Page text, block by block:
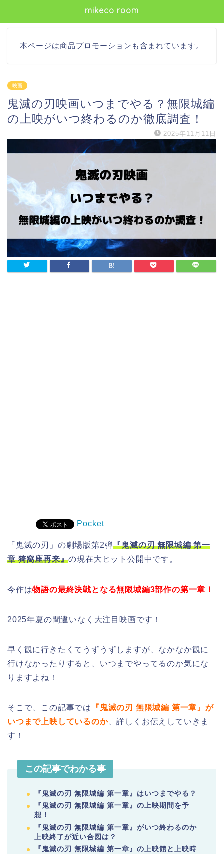
mikeco room
本ページは商品プロモーションも含まれています。
映画
鬼滅の刃映画いつまでやる？無限城編
の上映がいつ終わるのか徹底調査！
2025年11月11日
Pocket
「鬼滅の刃」の劇場版第2弾『鬼滅の刃 無限城編 第一
章 猗窩座再来』の現在大ヒット公開中です。
今作は物語の最終決戦となる無限城編3部作の第一章！
2025年夏の間違いなく大注目映画です！
早く観に行きたくてうずうずしますが、なかなか観に
行けなかったりすると、いつまでやってるのか気にな
りますよね！
そこで、この記事では
『鬼滅の刃 無限城編 第一章』が
いつまで上映しているのか、詳しくお伝えしていきま
す！
この記事でわかる事
『鬼滅の刃 無限城編 第一章』はいつまでやる？
『鬼滅の刃 無限城編 第一章』の上映期間を予
想！
『鬼滅の刃 無限城編 第一章』がいつ終わるのか
上映終了が近い合図は？
『鬼滅の刃 無限城編 第一章』の上映館と上映時